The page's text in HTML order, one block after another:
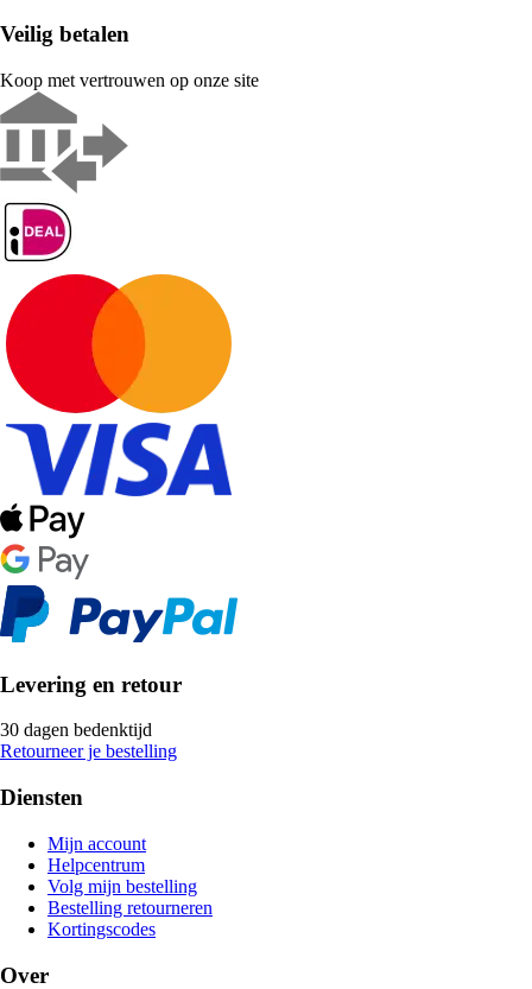
Veilig betalen
Koop met vertrouwen op onze site
Levering en retour
30 dagen bedenktijd
Retourneer je bestelling
Diensten
Mijn account
Helpcentrum
Volg mijn bestelling
Bestelling retourneren
Kortingscodes
Over